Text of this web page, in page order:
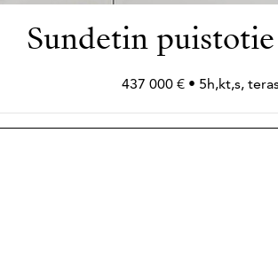
Sundetin
437 000 € • 5h,kt,s,